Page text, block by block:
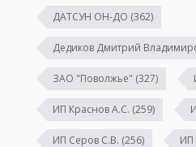
ДАТСУН ОН-ДО (362)
Дедиков Дмитрий
ЗАО "Поволжье" (327)
ИП Краснов А.С. (259)
ИП Серов С.В. (256) ИП